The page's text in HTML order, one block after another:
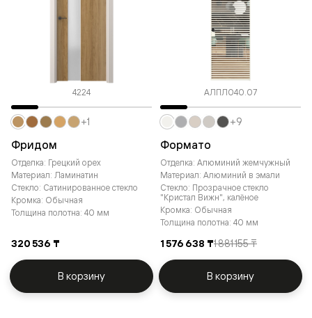
4224
Фридом
Отделка: Грецкий орех
Материал: Ламинатин
Стекло: Сатинированное стекло
Кромка: Обычная
Толщина полотна: 40 мм
320 536 ₸
+1
В корзину
АЛПЛ040.07
Формато
Отделка: Алюминий жемчужный
Материал: Алюминий в эмали
Стекло: Прозрачное стекло
"Кристал Вижн", калёное
Кромка: Обычная
Толщина полотна: 40 мм
1 576 638 ₸1 881 155 ₸
+9
В корзину